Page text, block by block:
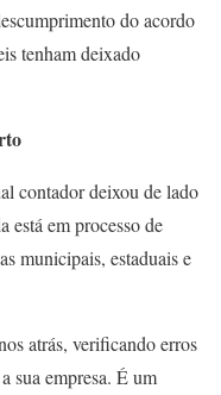
do acordo
tenham deixado
contador deixou de lado
está em processo de
municipais, estaduais e
atrás, verificando erros
sua empresa. É um